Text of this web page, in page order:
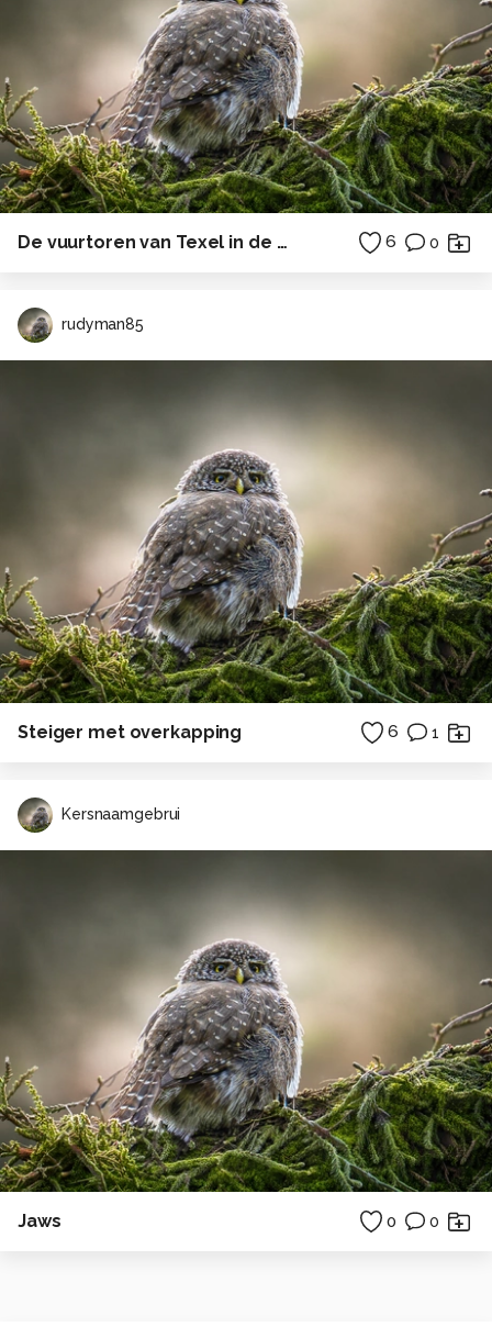
De vuurtoren van Texel in de ochtendzon 6 0
rudyman85
Steiger met overkapping 6 1
Kersnaamgebrui
Jaws 0 0